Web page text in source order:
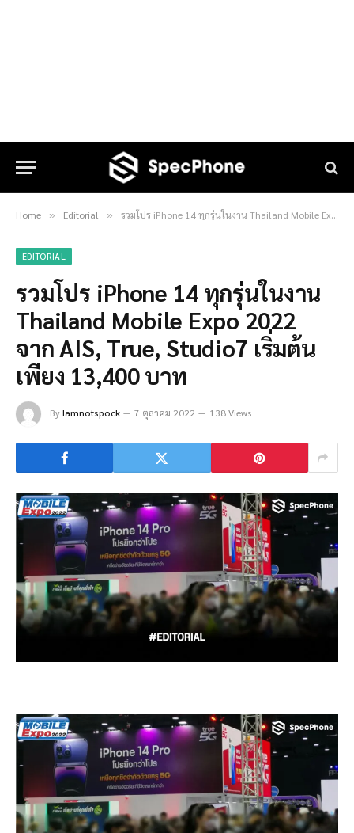
Home » Editorial » รวมโปร iPhone 14 ทุกรุ่นในงาน Thailand Mobile Expo 2022 จาก AIS, True, Studio7 เริ่มต้นเพียง 13,400 บาท
EDITORIAL
รวมโปร iPhone 14 ทุกรุ่นในงาน
Thailand Mobile Expo 2022
จาก AIS, True, Studio7 เริ่มต้น
เพียง 13,400 บาท
ByIamnotspock 7 ตุลาคม 2022 138 Views